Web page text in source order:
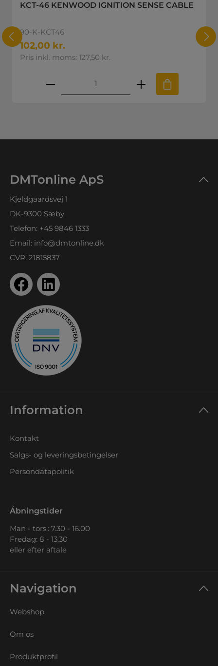
mængde eller brug knapperne
KCT-46 KENWOOD IGNITION SENSE CABLE
90-K-KCT46
102,00 kr.
Pris inkl. moms: 127,50 kr.
Produktmængde: Indtast den
DMTonline ApS
Kjeldgaardsvej 1
DK-9300 Sæby
Telefon: +45 9846 1333
Email: info@dmtonline.dk
CVR: 21815837
Information
Kontakt
Salgs- og leveringsbetingelser
Persondatapolitik
Åbningstider
Man - tors.: 7.30 - 16.00
Fredag: 8 - 13.30
eller efter aftale
Navigation
Webshop
Om os
Produktprofil